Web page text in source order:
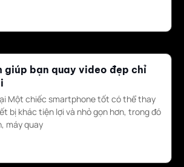
giúp bạn quay video đẹp chỉ
Một chiếc smartphone tốt có thể thay
bị khác tiện lợi và nhỏ gọn hơn, trong đó
máy quay